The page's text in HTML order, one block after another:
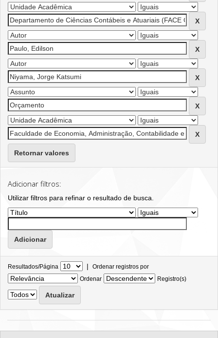
Retornar valores
Adicionar filtros:
Utilizar filtros para refinar o resultado de busca.
Resultados/Página | Ordenar registros por
Ordenar
Registro(s)